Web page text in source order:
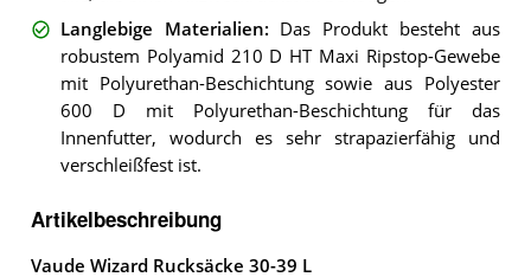
Langlebige Materialien: Das Produkt besteht aus
robustem Polyamid 210 D HT Maxi Ripstop-Gewebe
mit Polyurethan-Beschichtung sowie aus Polyester
600 D mit Polyurethan-Beschichtung für das
Innenfutter, wodurch es sehr strapazierfähig und
verschleißfest ist.
Artikelbeschreibung
Vaude Wizard Rucksäcke 30-39 L